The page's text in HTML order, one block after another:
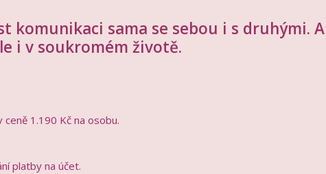
komunikaci sama se sebou i s druhými.
i v soukromém životě.
1.190 Kč na osobu.
platby na účet.